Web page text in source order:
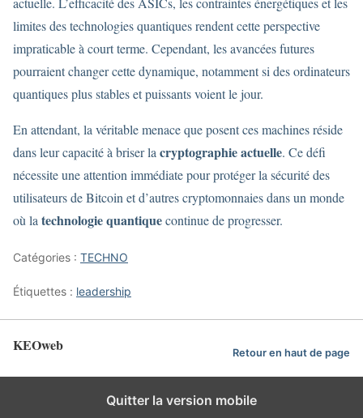
limites des technologies quantiques rendent cette perspective
impraticable à court terme. Cependant, les avancées futures
pourraient changer cette dynamique, notamment si des ordinateurs
quantiques plus stables et puissants voient le jour.
En attendant, la véritable menace que posent ces machines réside
dans leur capacité à briser la cryptographie actuelle. Ce défi
nécessite une attention immédiate pour protéger la sécurité des
utilisateurs de Bitcoin et d’autres cryptomonnaies dans un monde
où la technologie quantiquecontinue de progresser.
Catégories : TECHNO
Étiquettes : leadership
KEOweb Retour en haut de page
Quitter la version mobile